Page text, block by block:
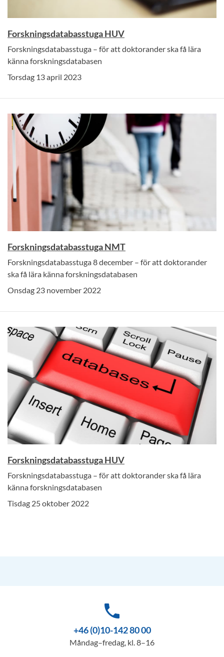
Forskningsdatabasstuga HUV
Forskningsdatabasstuga – för att doktorander ska få lära
känna forskningsdatabasen
Torsdag 13 april 2023
Forskningsdatabasstuga NMT
Forskningsdatabasstuga 8 december – för att doktorander
ska få lära känna forskningsdatabasen
Onsdag 23 november 2022
Forskningsdatabasstuga HUV
Forskningsdatabasstuga – för att doktorander ska få lära
känna forskningsdatabasen
Tisdag 25 oktober 2022
phone
+46 (0)10-142 80 00
Måndag–fredag, kl. 8–16